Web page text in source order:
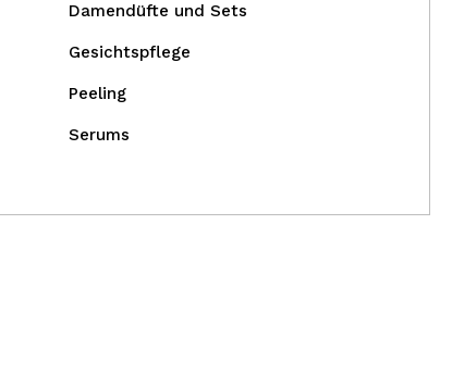
Damendüfte und Sets
Gesichtspflege
Peeling
Serums